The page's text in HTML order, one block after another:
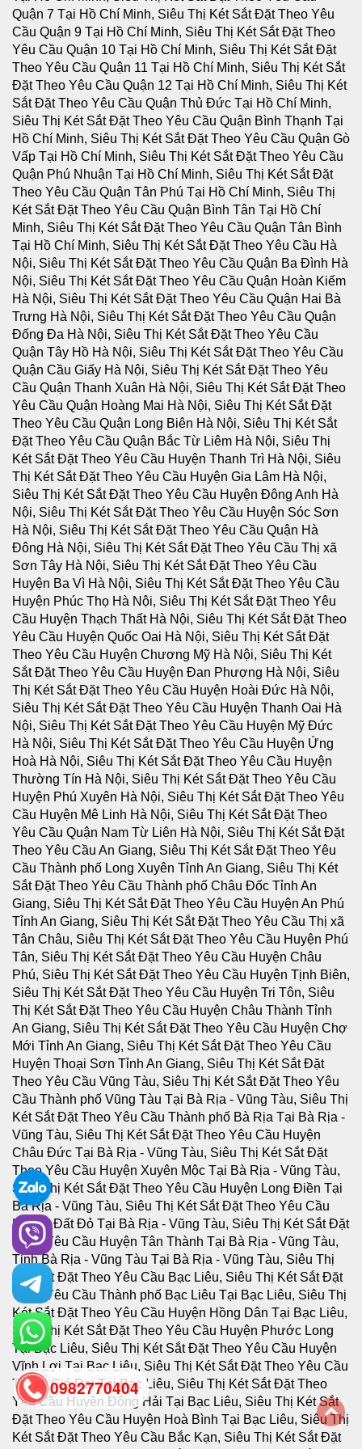
0982770404
back